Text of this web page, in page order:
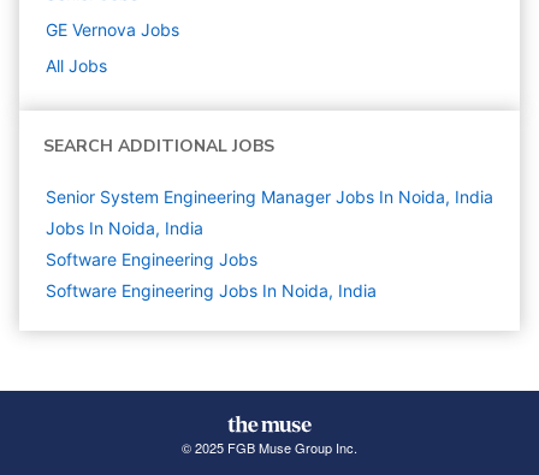
GE Vernova Jobs
All Jobs
SEARCH ADDITIONAL JOBS
Senior System Engineering Manager Jobs In Noida, India
Jobs In Noida, India
Software Engineering Jobs
Software Engineering Jobs In Noida, India
© 2025 FGB Muse Group Inc.